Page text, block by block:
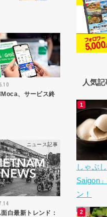
ニュース記事
Moca、サービス終
ニュース記事
白最新トレンド：
人気
しゃぶ
Saigon
ン！